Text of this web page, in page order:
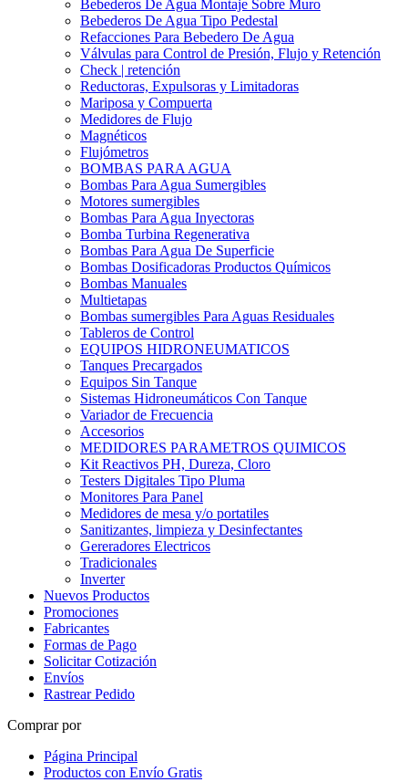
Bebederos De Agua Montaje Sobre Muro
Bebederos De Agua Tipo Pedestal
Refacciones Para Bebedero De Agua
Válvulas para Control de Presión, Flujo y Retención
Check | retención
Reductoras, Expulsoras y Limitadoras
Mariposa y Compuerta
Medidores de Flujo
Magnéticos
Flujómetros
BOMBAS PARA AGUA
Bombas Para Agua Sumergibles
Motores sumergibles
Bombas Para Agua Inyectoras
Bomba Turbina Regenerativa
Bombas Para Agua De Superficie
Bombas Dosificadoras Productos Químicos
Bombas Manuales
Multietapas
Bombas sumergibles Para Aguas Residuales
Tableros de Control
EQUIPOS HIDRONEUMATICOS
Tanques Precargados
Equipos Sin Tanque
Sistemas Hidroneumáticos Con Tanque
Variador de Frecuencia
Accesorios
MEDIDORES PARAMETROS QUIMICOS
Kit Reactivos PH, Dureza, Cloro
Testers Digitales Tipo Pluma
Monitores Para Panel
Medidores de mesa y/o portatiles
Sanitizantes, limpieza y Desinfectantes
Gereradores Electricos
Tradicionales
Inverter
Nuevos Productos
Promociones
Fabricantes
Formas de Pago
Solicitar Cotización
Envíos
Rastrear Pedido
Comprar por
Página Principal
Productos con Envío Gratis